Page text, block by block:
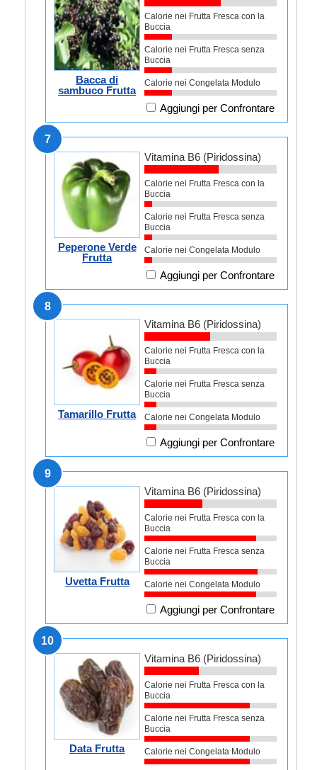
Bacca di
sambuco Frutta
Calorie nei Frutta Fresca con la
Buccia
Calorie nei Frutta Fresca senza
Buccia
Calorie nei Congelata Modulo
Aggiungi per Confrontare
7
Peperone Verde
Frutta
Vitamina B6 (Piridossina)
Calorie nei Frutta Fresca con la
Buccia
Calorie nei Frutta Fresca senza
Buccia
Calorie nei Congelata Modulo
Aggiungi per Confrontare
8
Tamarillo Frutta
Vitamina B6 (Piridossina)
Calorie nei Frutta Fresca con la
Buccia
Calorie nei Frutta Fresca senza
Buccia
Calorie nei Congelata Modulo
Aggiungi per Confrontare
9
Uvetta Frutta
Vitamina B6 (Piridossina)
Calorie nei Frutta Fresca con la
Buccia
Calorie nei Frutta Fresca senza
Buccia
Calorie nei Congelata Modulo
Aggiungi per Confrontare
10
Data Frutta
Vitamina B6 (Piridossina)
Calorie nei Frutta Fresca con la
Buccia
Calorie nei Frutta Fresca senza
Buccia
Calorie nei Congelata Modulo